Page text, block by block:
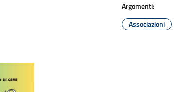
Argomenti:
Associazioni